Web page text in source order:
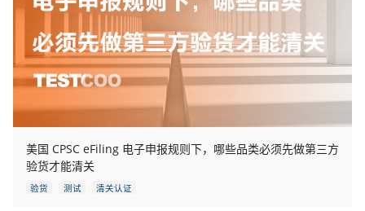
美国 CPSC eFiling 电子申报规则下，哪些品类必须先做第三方
验货才能清关
验货 测试 清关认证